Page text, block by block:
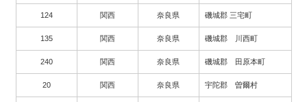
124 関西 奈良県 磯城郡 三宅町
135 関西 奈良県 磯城郡 川西町
240 関西 奈良県 磯城郡 田原本町
20 関西 奈良県 宇陀郡 曽爾村